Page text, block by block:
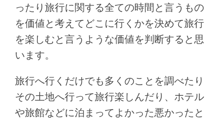
ったり旅行に関する全ての時間と言うもの
を価値と考えてどこに行くかを決めて旅行
を楽しむと言うような価値を判断すると思
います。
旅行へ行くだけでも多くのことを調べたり
その土地へ行って旅行楽しんだり、ホテル
や旅館などに泊まってよかった悪かったと